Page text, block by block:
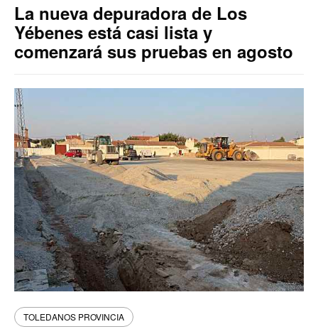
La nueva depuradora de Los
Yébenes está casi lista y
comenzará sus pruebas en agosto
TOLEDANOS PROVINCIA